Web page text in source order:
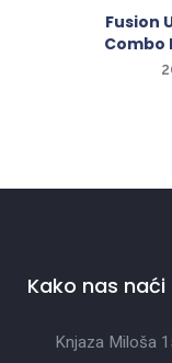
Fusion
Combo
Kako nas naći
Knjaza Miloša